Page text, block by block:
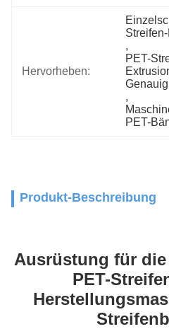
Hervorheben:
,
PET-
,
PET-
Produkt-Beschreibung
Ausrüstung für
PET-